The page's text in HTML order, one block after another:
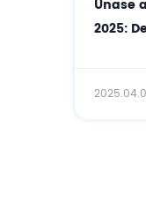
Únase
2025: